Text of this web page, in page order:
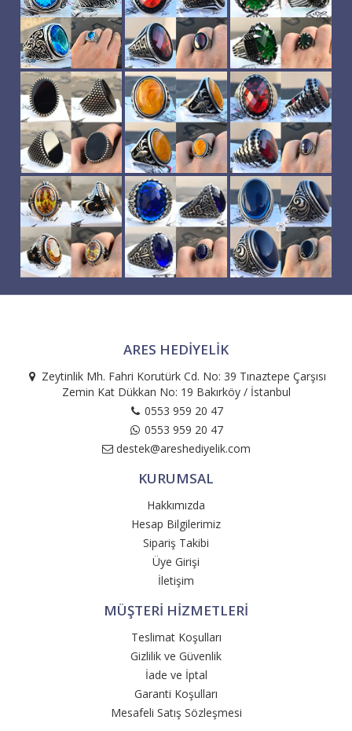
ARES HEDIYELIK
Zeytinlik Mh. Fahri Korutürk Cd. No: 39 Tınaztepe Çarşısı
Zemin Kat Dükkan No: 19 Bakırköy / İstanbul
0553 959 20 47
0553 959 20 47
destek@areshediyelik.com
KURUMSAL
Hakkımızda
Hesap Bilgilerimiz
Sipariş Takibi
Üye Girişi
İletişim
MÜŞTERİ HİZMETLERİ
Teslimat Koşulları
Gizlilik ve Güvenlik
İade ve İptal
Garanti Koşulları
Mesafeli Satış Sözleşmesi